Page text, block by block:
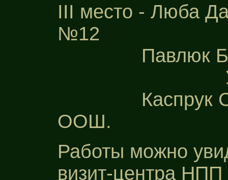
III место - Люба
№12
Павлюк
Ученики
Каспрук
ООШ.
Работы можно
визит-центра